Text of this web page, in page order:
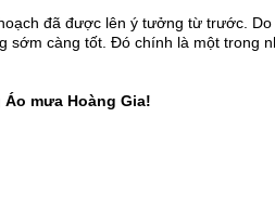
đã được lên ý tưởng từ trước.
càng tốt. Đó chính là một trong
Áo mưa Hoàng Gia!